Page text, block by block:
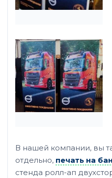
В нашей компании, вы
отдельно, печать на
стенда ролл-ап